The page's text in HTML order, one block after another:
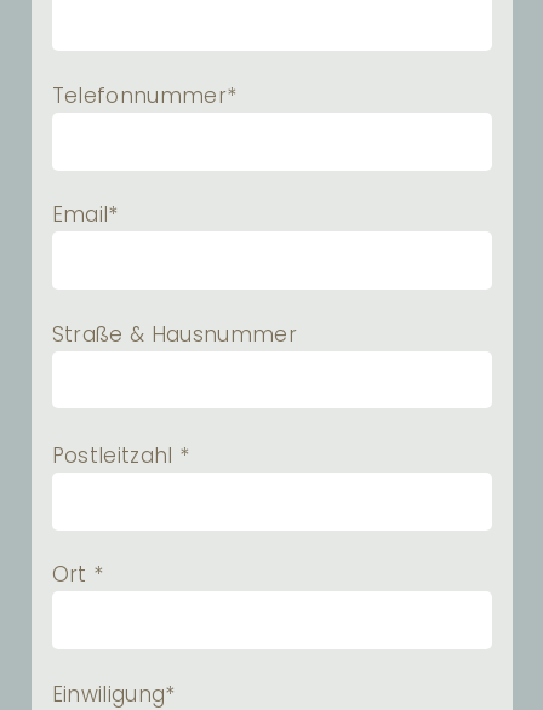
Telefonnummer*
Email*
Straße & Hausnummer
Postleitzahl *
Ort *
Einwiligung*